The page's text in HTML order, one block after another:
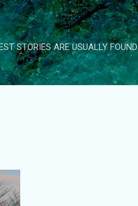
STORIES ARE USUALLY FOUND